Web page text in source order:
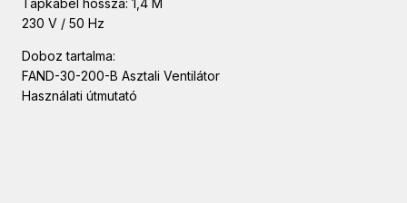
Tápkábel hossza: 1,4 M
230 V / 50 Hz
Doboz tartalma:
FAND-30-200-B Asztali Ventilátor
Használati útmutató